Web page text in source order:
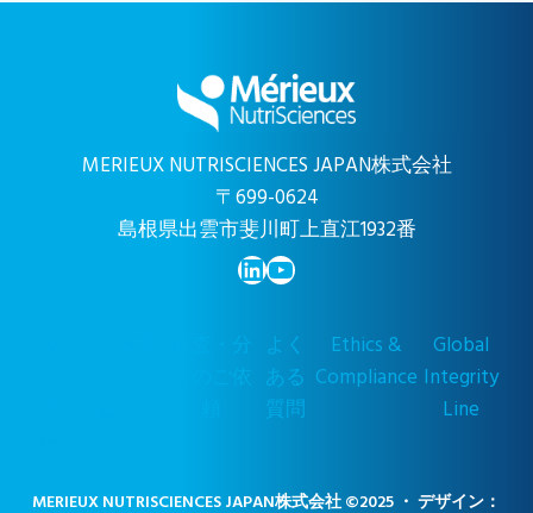
MERIEUX NUTRISCIENCES JAPAN株式会社
〒699-0624
島根県出雲市斐川町上直江1932番
LinkedIn
YouTube
よく
ある
質問
Ethics &
Compliance
Global
Integrity
Line
MERIEUX NUTRISCIENCES JAPAN株式会社 ©2025 ・ デザイン：